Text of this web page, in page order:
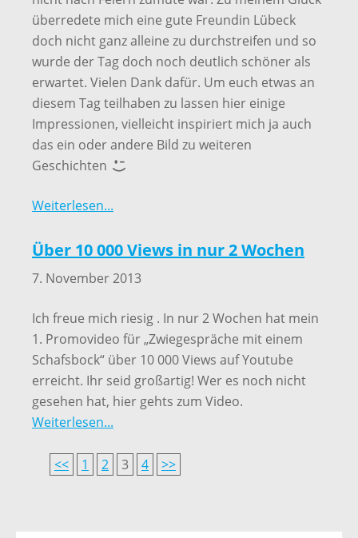
überredete mich eine gute Freundin Lübeck
doch nicht ganz alleine zu durchstreifen und so
wurde der Tag doch noch deutlich schöner als
erwartet. Vielen Dank dafür. Um euch etwas an
diesem Tag teilhaben zu lassen hier einige
Impressionen, vielleicht inspiriert mich ja auch
das ein oder andere Bild zu weiteren
Geschichten
Weiterlesen...
Über 10 000 Views in nur 2 Wochen
7. November 2013
Ich freue mich riesig . In nur 2 Wochen hat mein
1. Promovideo für „Zwiegespräche mit einem
Schafsbock“ über 10 000 Views auf Youtube
erreicht. Ihr seid großartig! Wer es noch nicht
gesehen hat, hier gehts zum Video.
Weiterlesen...
<< 1 2 3 4 >>